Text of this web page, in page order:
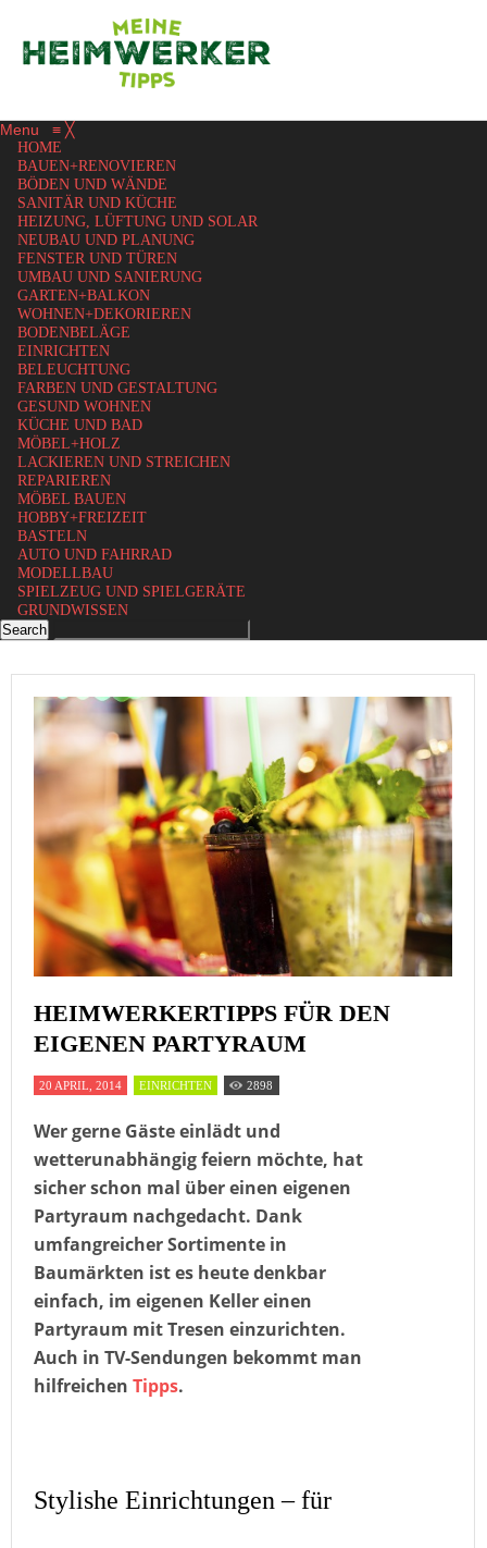
Menu ≡ ╳
HOME
BAUEN+RENOVIEREN
BÖDEN UND WÄNDE
SANITÄR UND KÜCHE
HEIZUNG, LÜFTUNG UND SOLAR
NEUBAU UND PLANUNG
FENSTER UND TÜREN
UMBAU UND SANIERUNG
GARTEN+BALKON
WOHNEN+DEKORIEREN
BODENBELÄGE
EINRICHTEN
BELEUCHTUNG
FARBEN UND GESTALTUNG
GESUND WOHNEN
KÜCHE UND BAD
MÖBEL+HOLZ
LACKIEREN UND STREICHEN
REPARIEREN
MÖBEL BAUEN
HOBBY+FREIZEIT
BASTELN
AUTO UND FAHRRAD
MODELLBAU
SPIELZEUG UND SPIELGERÄTE
GRUNDWISSEN
HEIMWERKERTIPPS FÜR DEN
EIGENEN PARTYRAUM
20 APRIL, 2014 EINRICHTEN 2898
Wer gerne Gäste einlädt und
wetterunabhängig feiern möchte, hat
sicher schon mal über einen eigenen
Partyraum nachgedacht. Dank
umfangreicher Sortimente in
Baumärkten ist es heute denkbar
einfach, im eigenen Keller einen
Partyraum mit Tresen einzurichten.
Auch in TV-Sendungen bekommt man
hilfreichen Tipps.
Stylishe Einrichtungen – für